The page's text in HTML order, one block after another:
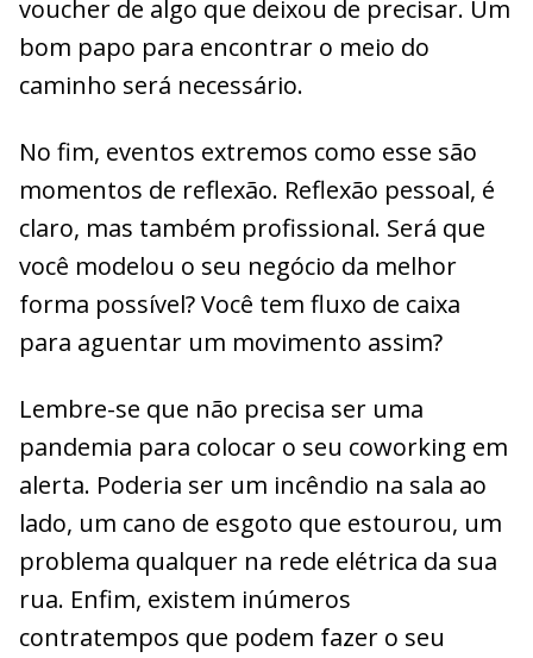
voucher de algo que deixou de precisar. Um
bom papo para encontrar o meio do
caminho será necessário.
No fim, eventos extremos como esse são
momentos de reflexão. Reflexão pessoal, é
claro, mas também profissional. Será que
você modelou o seu negócio da melhor
forma possível? Você tem fluxo de caixa
para aguentar um movimento assim?
Lembre-se que não precisa ser uma
pandemia para colocar o seu coworking em
alerta. Poderia ser um incêndio na sala ao
lado, um cano de esgoto que estourou, um
problema qualquer na rede elétrica da sua
rua. Enfim, existem inúmeros
contratempos que podem fazer o seu